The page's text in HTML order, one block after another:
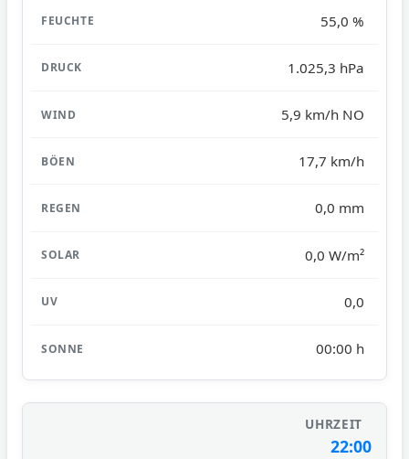
55,0 %
1.025,3 hPa
5,9 km/h NO
17,7 km/h
0,0 mm
0,0 W/m²
0,0
00:00 h
22:00